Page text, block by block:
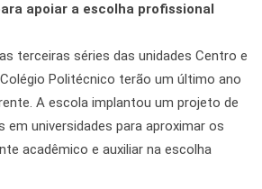
apoiar a escolha profissional
terceiras séries das unidades Centro e
Politécnico terão um último ano
A escola implantou um projeto de
em universidades para aproximar os
acadêmico e auxiliar na escolha